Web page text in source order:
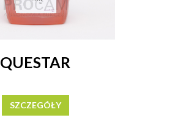
QUESTAR
SZCZEGÓŁY